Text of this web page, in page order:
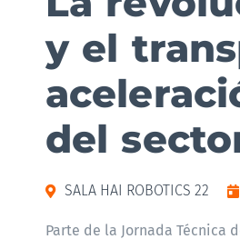
y el
del
SALA HAI ROBOTICS 22
Parte de la Jornada Técnica